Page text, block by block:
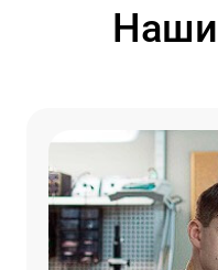
Наши